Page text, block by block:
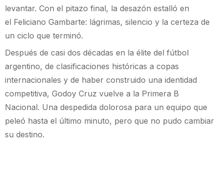
levantar. Con el pitazo final, la desazón estalló en
el Feliciano Gambarte: lágrimas, silencio y la certeza de
un ciclo que terminó.
Después de casi dos décadas en la élite del fútbol
argentino, de clasificaciones históricas a copas
internacionales y de haber construido una identidad
competitiva, Godoy Cruz vuelve a la Primera B
Nacional. Una despedida dolorosa para un equipo que
peleó hasta el último minuto, pero que no pudo cambiar
su destino.